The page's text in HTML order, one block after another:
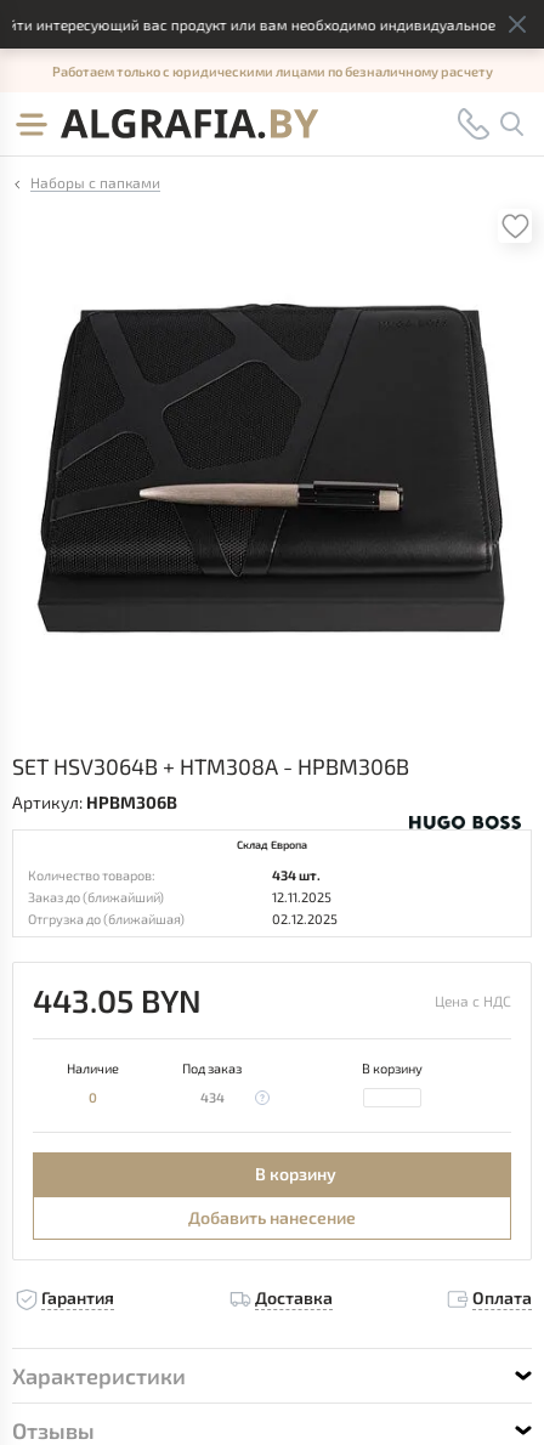
интересующий вас продукт или вам необходимо индивидуальное
Работаем только с юридическими лицами по безналичному расчету
Наборы с папками
SET HSV3064B + HTM308A - HPBM306B
Артикул: HPBM306B
Склад Европа
Количество товаров:
434 шт.
Заказ до (ближайший)
12.11.2025
Отгрузка до (ближайшая)
02.12.2025
443.05 BYN Цена с НДС
Наличие Под заказ
В корзину
0
434
В корзину
Добавить нанесение
Гарантия Доставка Оплата
Характеристики
Отзывы